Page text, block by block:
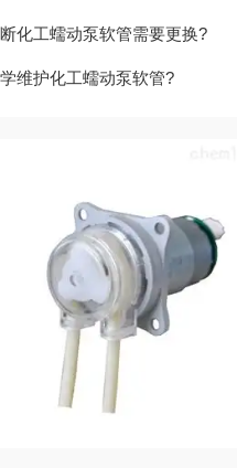
化工蠕动泵软管需要更换?
维护化工蠕动泵软管?